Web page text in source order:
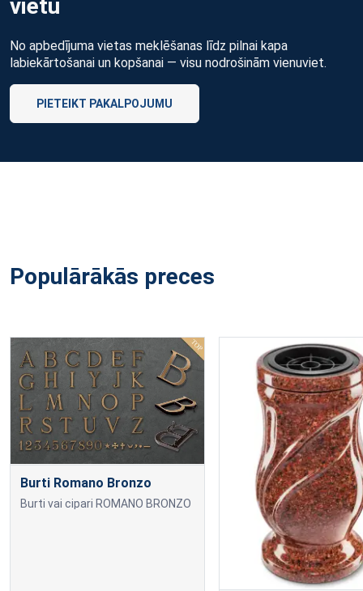
vietu
No apbedījuma vietas meklēšanas līdz pilnai kapa
labiekārtošanai un kopšanai — visu nodrošinām vienuviet.
PIETEIKT PAKALPOJUMU
Populārākās preces
Burti Romano Bronzo
Burti vai cipari ROMANO BRONZO